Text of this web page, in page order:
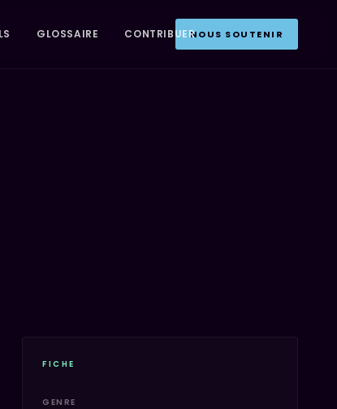
GLOSSAIRE CONTRIBUERNOUS SOUTENIR
FICHE
GENRE